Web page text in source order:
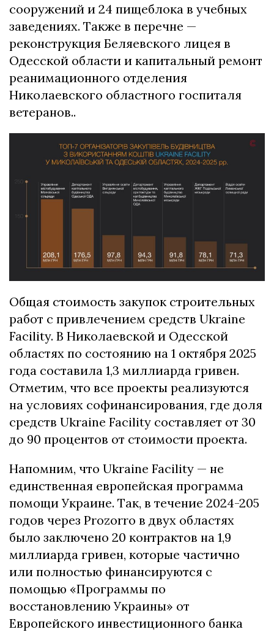
сооружений и 24 пищеблока в учебных
заведениях. Также в перечне —
реконструкция Беляевского лицея в
Одесской области и капитальный ремонт
реанимационного отделения
Николаевского областного госпиталя
ветеранов..
Общая стоимость закупок строительных
работ с привлечением средств Ukraine
Facility. В Николаевской и Одесской
областях по состоянию на 1 октября 2025
года составила 1,3 миллиарда гривен.
Отметим, что все проекты реализуются
на условиях софинансирования, где доля
средств Ukraine Facility составляет от 30
до 90 процентов от стоимости проекта.
Напомним, что Ukraine Facility — не
единственная европейская программа
помощи Украине. Так, в течение 2024-205
годов через Prozorro в двух областях
было заключено 20 контрактов на 1,9
миллиарда гривен, которые частично
или полностью финансируются с
помощью «Программы по
восстановлению Украины» от
Европейского инвестиционного банка